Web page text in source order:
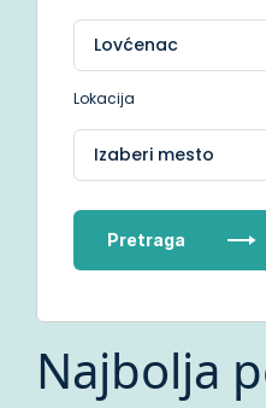
Lokacija
Izaberi mesto
Pretraga
Najbolja